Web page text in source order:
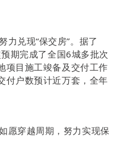
力兑现“保交房”。据了
期完成了全国6城多批次
项目施工竣备及交付工作
付户数预计近万套，全年
愿穿越周期，努力实现保